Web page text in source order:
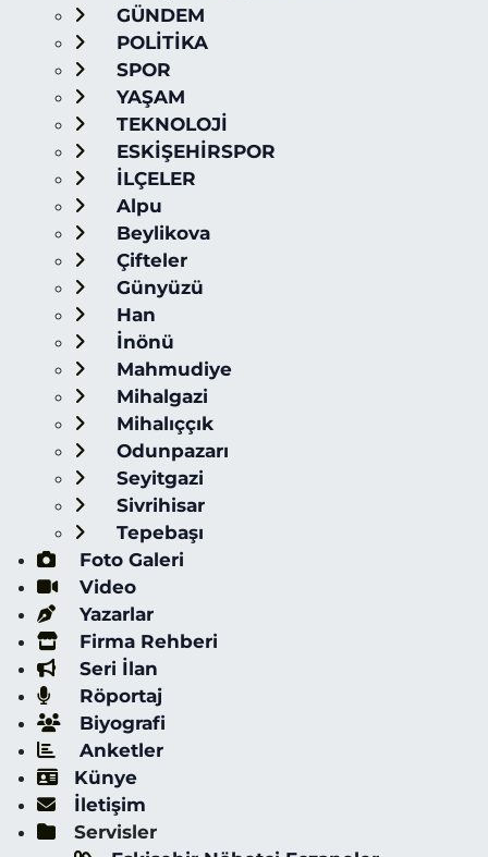
GÜNDEM
POLİTİKA
SPOR
YAŞAM
TEKNOLOJİ
ESKİŞEHİRSPOR
İLÇELER
Alpu
Beylikova
Çifteler
Günyüzü
Han
İnönü
Mahmudiye
Mihalgazi
Mihalıççık
Odunpazarı
Seyitgazi
Sivrihisar
Tepebaşı
Foto Galeri
Video
Yazarlar
Firma Rehberi
Seri İlan
Röportaj
Biyografi
Anketler
Künye
İletişim
Servisler